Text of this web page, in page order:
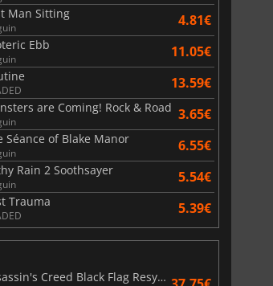
6.75€ 15.48
Man Sitting 4.81€
Ebb 11.05€
13.59€
are Coming! Rock & Road 3.65€
Séance of Blake Manor 6.55€
Rain 2 Soothsayer 5.54€
Trauma 5.39€
Assassin's Creed Black Flag Resynced